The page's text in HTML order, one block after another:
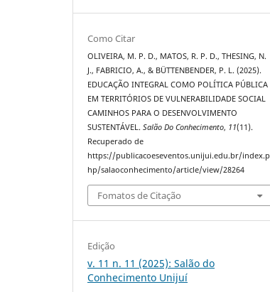
Como Citar
OLIVEIRA, M. P. D., MATOS, R. P. D., THESING, N.
J., FABRICIO, A., & BÜTTENBENDER, P. L. (2025).
EDUCAÇÃO INTEGRAL COMO POLÍTICA PÚBLICA
EM TERRITÓRIOS DE VULNERABILIDADE SOCIAL
CAMINHOS PARA O DESENVOLVIMENTO
SUSTENTÁVEL.Salão Do Conhecimento, 11(11).
Recuperado de
https://publicacoeseventos.unijui.edu.br/index.p
hp/salaoconhecimento/article/view/28264
Fomatos de Citação
Edição
v. 11 n. 11 (2025): Salão do
Conhecimento Unijuí